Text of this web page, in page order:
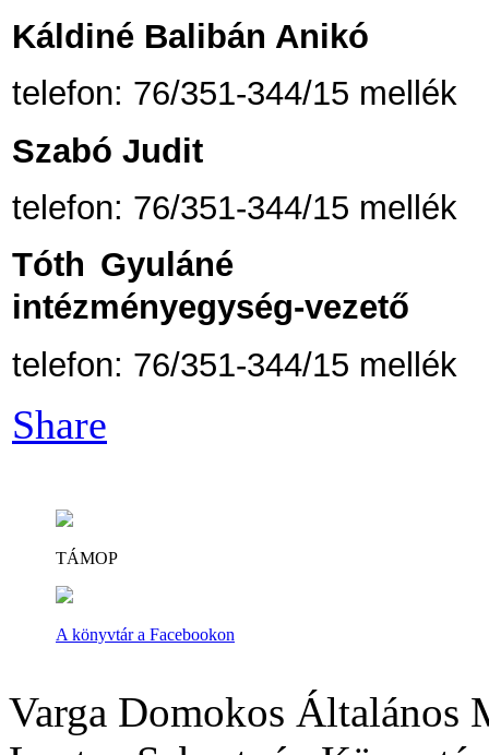
Káldiné Balibán Anikó
telefon: 76/351-344/15 mellék
Szabó Judit
telefon: 76/351-344/15 mellék
Tóth Gyuláné
intézményegység-vezető
telefon: 76/351-344/15 mellék
Share
TÁMOP
A könyvtár a Facebookon
Varga Domokos Általános